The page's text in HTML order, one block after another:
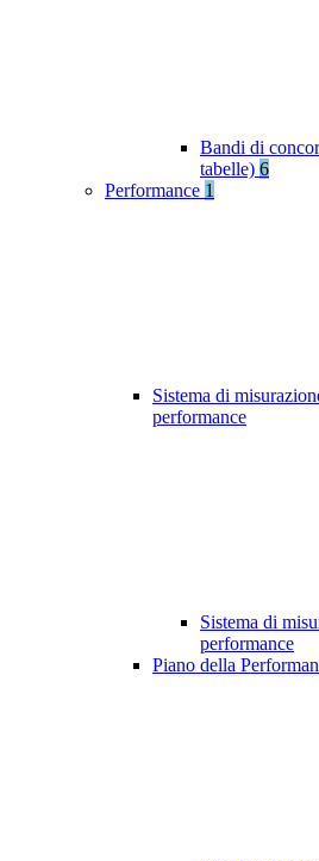
Bandi di
tabelle) 6
Performance 1
Sistema di
performance
Sistema di
performance
Piano della